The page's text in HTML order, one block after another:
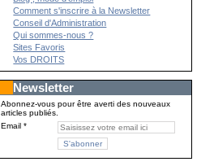
Comment s'inscrire à la Newsletter
Conseil d'Administration
Qui sommes-nous ?
Sites Favoris
Vos DROITS
Newsletter
Abonnez-vous pour être averti des nouveaux
articles publiés.
Email